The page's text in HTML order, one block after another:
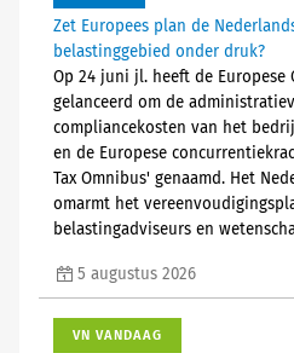
Zet Europees plan de
belastinggebied onder druk?
Op 24 juni jl. heeft de Europese
gelanceerd om de
compliancekosten van het
en de Europese
Tax Omnibus' genaamd. Het
omarmt het
belastingadviseurs en
5 augustus 2026
VN VANDAAG